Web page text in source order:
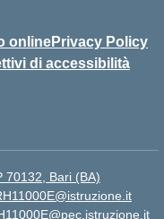
onlinePrivacy Policy
di accessibilità
70132, Bari (BA)